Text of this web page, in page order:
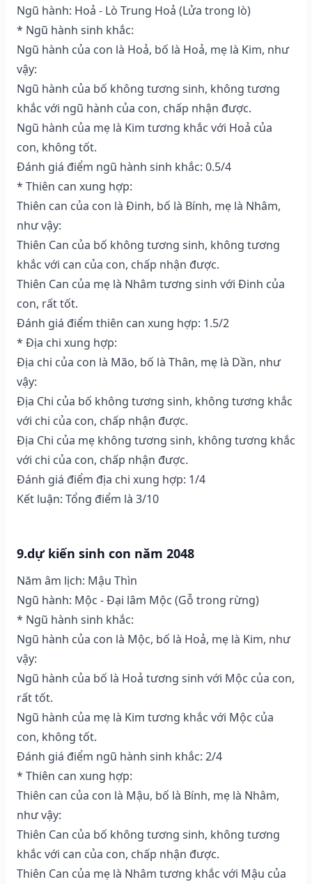
Ngũ hành: Hoả - Lò Trung Hoả (Lửa trong lò)
* Ngũ hành sinh khắc:
Ngũ hành của con là Hoả, bố là Hoả, mẹ là Kim, như
vậy:
Ngũ hành của bố không tương sinh, không tương
khắc với ngũ hành của con, chấp nhận được.
Ngũ hành của mẹ là Kim tương khắc với Hoả của
con, không tốt.
Đánh giá điểm ngũ hành sinh khắc: 0.5/4
* Thiên can xung hợp:
Thiên can của con là Đinh, bố là Bính, mẹ là Nhâm,
như vậy:
Thiên Can của bố không tương sinh, không tương
khắc với can của con, chấp nhận được.
Thiên Can của mẹ là Nhâm tương sinh với Đinh của
con, rất tốt.
Đánh giá điểm thiên can xung hợp: 1.5/2
* Địa chi xung hợp:
Địa chi của con là Mão, bố là Thân, mẹ là Dần, như
vậy:
Địa Chi của bố không tương sinh, không tương khắc
với chi của con, chấp nhận được.
Địa Chi của mẹ không tương sinh, không tương khắc
với chi của con, chấp nhận được.
Đánh giá điểm địa chi xung hợp: 1/4
Kết luận: Tổng điểm là 3/10
9.dự kiến sinh con năm 2048
Năm âm lịch: Mậu Thìn
Ngũ hành: Mộc - Đại lâm Mộc (Gỗ trong rừng)
* Ngũ hành sinh khắc:
Ngũ hành của con là Mộc, bố là Hoả, mẹ là Kim, như
vậy:
Ngũ hành của bố là Hoả tương sinh với Mộc của con,
rất tốt.
Ngũ hành của mẹ là Kim tương khắc với Mộc của
con, không tốt.
Đánh giá điểm ngũ hành sinh khắc: 2/4
* Thiên can xung hợp:
Thiên can của con là Mậu, bố là Bính, mẹ là Nhâm,
như vậy:
Thiên Can của bố không tương sinh, không tương
khắc với can của con, chấp nhận được.
Thiên Can của mẹ là Nhâm tương khắc với Mậu của